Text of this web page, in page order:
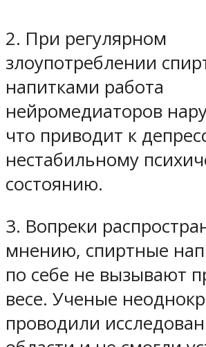
2. При регулярном
злоупотреблении
напитками работа
нейромедиаторов
что приводит к
нестабильному
состоянию.
3. Вопреки
мнению, спиртные
по себе не вызывают
весе. Ученые
проводили